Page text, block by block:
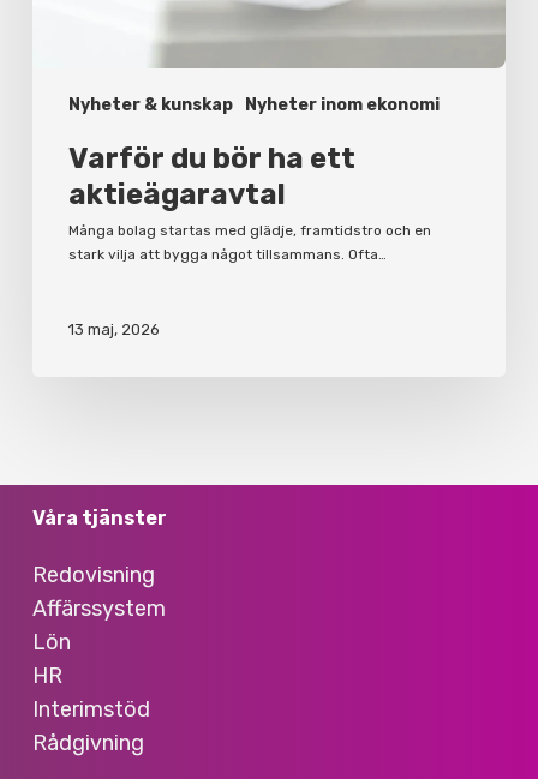
Nyheter & kunskap Nyheter inom ekonomi
Varför du bör ha ett
aktieägaravtal
Många bolag startas med glädje, framtidstro och en
stark vilja att bygga något tillsammans. Ofta…
13 maj, 2026
Våra tjänster
Redovisning
Affärssystem
Lön
HR
Interimstöd
Rådgivning